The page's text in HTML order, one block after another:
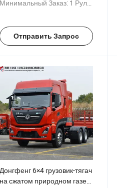
Минимальный Заказ: 1 Рулон
Отправить Запрос
Донгфенг 6×4 грузовик-тягач
на сжатом природном газе